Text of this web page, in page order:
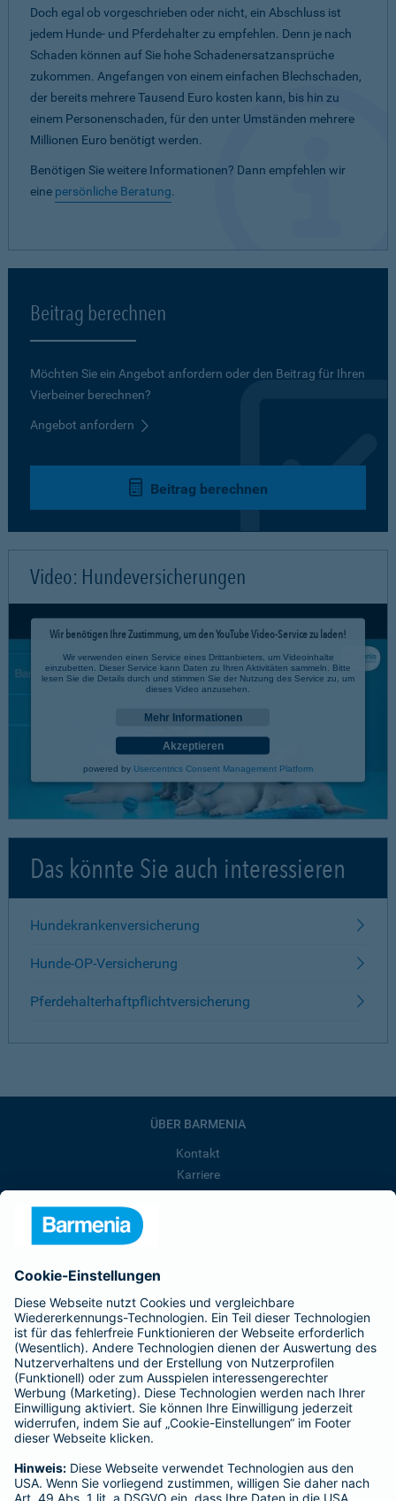
Doch egal ob vorgeschrieben oder nicht, ein Abschluss ist
jedem Hunde- und Pferdehalter zu empfehlen. Denn je nach
Schaden können auf Sie hohe Schadenersatzansprüche
zukommen. Angefangen von einem einfachen Blechschaden,
der bereits mehrere Tausend Euro kosten kann, bis hin zu
einem Personenschaden, für den unter Umständen mehrere
Millionen Euro benötigt werden.
Benötigen Sie weitere Informationen? Dann empfehlen wir
eine persönliche Beratung.
Beitrag berechnen
Möchten Sie ein Angebot anfordern oder den Beitrag für Ihren
Vierbeiner berechnen?
Angebot anfordern
Beitrag berechnen
Video: Hundeversicherungen
Wir benötigen Ihre Zustimmung, um den YouTube Video-Service zu laden!
Wir verwenden einen Service eines Drittanbieters, um Videoinhalte
einzubetten. Dieser Service kann Daten zu Ihren Aktivitäten sammeln. Bitte
lesen Sie die Details durch und stimmen Sie der Nutzung des Service zu, um
dieses Video anzusehen.
Mehr Informationen
Akzeptieren
powered by Usercentrics Consent Management Platform
Das könnte Sie auch interessieren
Hundekrankenversicherung
Hunde-OP-Versicherung
Pferdehalterhaftpflichtversicherung
ÜBER BARMENIA
Kontakt
Karriere
Barmenia ist Teil der BarmeniaGothaer
BELIEBTE SEITEN
Kranken-Zusatzversicherung
Tierversicherungen
Haftpflichtversicherung
Hausratversicherung
Adresse ändern